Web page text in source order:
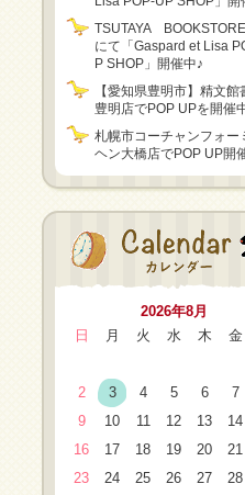
TSUTAYA
にて「Gaspard et Lisa
P SHOP」開催中♪
【愛知県豊明市】精文館
豊明店でPOP UPを開催
札幌市コーチャンフォー
ヘン大橋店でPOP UP開
2026年8月
日
月 火 水 木 金
2
3 4 5 6 7
9
10 11 12 13 14
16
17 18 19 20 21
23
24 25 26 27 28